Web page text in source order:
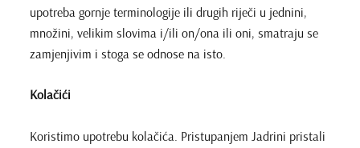
upotreba gornje terminologije ili drugih riječi u jednini,
množini, velikim slovima i/ili on/ona ili oni, smatraju se
zamjenjivim i stoga se odnose na isto.
Kolačići
Koristimo upotrebu kolačića. Pristupanjem Jadrini pristali